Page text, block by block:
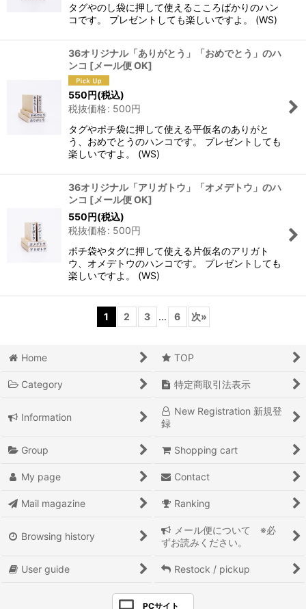
タグやのし袋に押して使えるこころばかりのハン
コです。 プレゼントしても楽しいですよ。 (WS)
36オリジナル「ありがとう」「おめでとう」のハ
ンコ [メール便 OK]
550円(税込)
税抜価格: 500円
タグやポチ袋に押して使える平仮名のありがと
う、おめでとうのハンコです。 プレゼントしても
楽しいですよ。 (WS)
36オリジナル「アリガトウ」「オメデトウ」のハ
ンコ [メール便 OK]
550円(税込)
税抜価格: 500円
ポチ袋やタグに押して使える片仮名のアリガト
ウ、オメデトウのハンコです。 プレゼントしても
楽しいですよ。 (WS)
1 2 3 ... 6 次»
Home TOP
Category 特定商取引法表示
Information
New Registration 新規登
録
Group Shopping cart
My page Contact
Mail magazine Ranking
Browsing history
メール便について ※必
ずお読みください。
User guide Restock / pickup
PCサイト